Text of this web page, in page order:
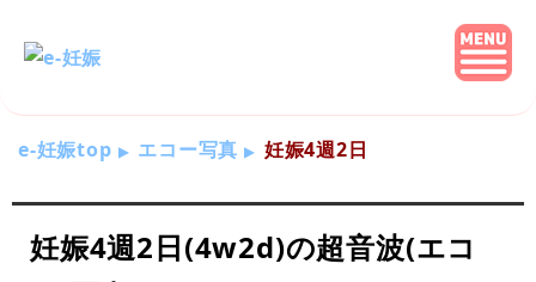
e-妊娠top エコー写真 妊娠4週2日
妊娠4週2日(4w2d)の超音波(エコ